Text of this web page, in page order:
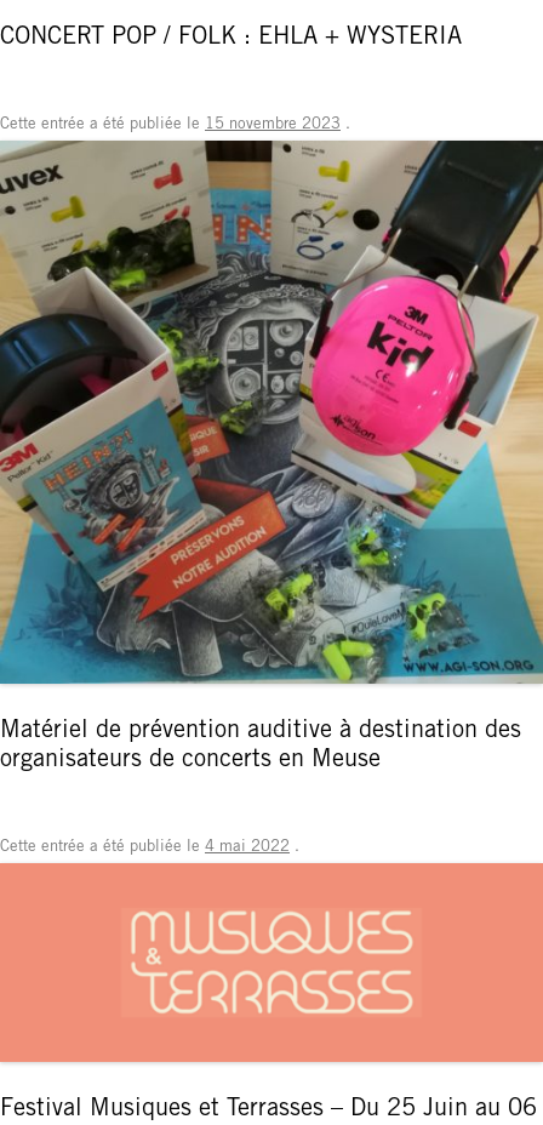
CONCERT POP / FOLK : EHLA + WYSTERIA
Cette entrée a été publiée le 15 novembre 2023 .
Matériel de prévention auditive à destination des
organisateurs de concerts en Meuse
Cette entrée a été publiée le 4 mai 2022 .
Festival Musiques et Terrasses – Du 25 Juin au 06